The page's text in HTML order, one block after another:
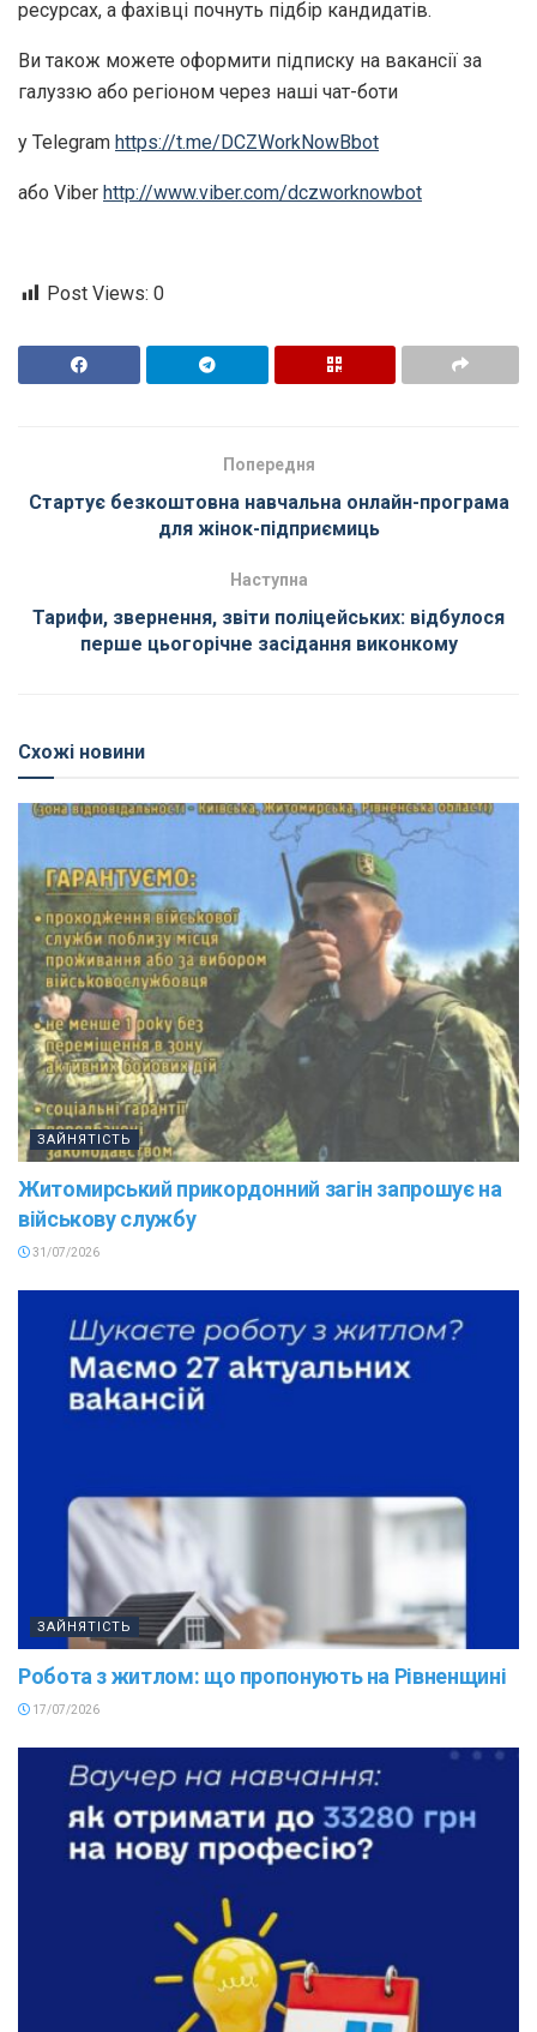
ресурсах, а фахівці почнуть підбір кандидатів.
Ви також можете оформити підписку на вакансії за
галуззю або регіоном через наші чат-боти
у Telegram https://t.me/DCZWorkNowBbot
або Viber http://www.viber.com/dczworknowbot
Post Views: 0
Попередня
Стартує безкоштовна навчальна онлайн-програма
для жінок-підприємиць
Наступна
Тарифи, звернення, звіти поліцейських: відбулося
перше цьогорічне засідання виконкому
Схожі новини
ЗАЙНЯТІСТЬ
Житомирський прикордонний загін запрошує на
військову службу
31/07/2026
ЗАЙНЯТІСТЬ
Робота з житлом: що пропонують на Рівненщині
17/07/2026